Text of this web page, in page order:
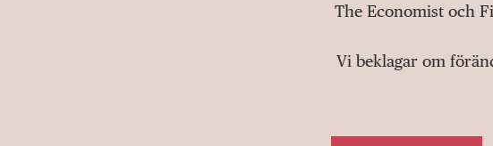
The Economist och
Vi beklagar om